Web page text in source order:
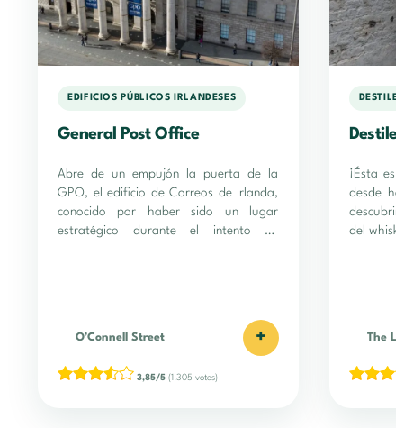
EDIFICIOS PÚBLICOS IRLANDESES
General Post Office
Abre de un empujón la puerta de la
GPO, el edificio de Correos de Irlanda,
conocido por haber sido un lugar
estratégico durante el intento de
O’Connell Street +
3,85/5 (1.305 votes)
¡Ésta
desde
del
The